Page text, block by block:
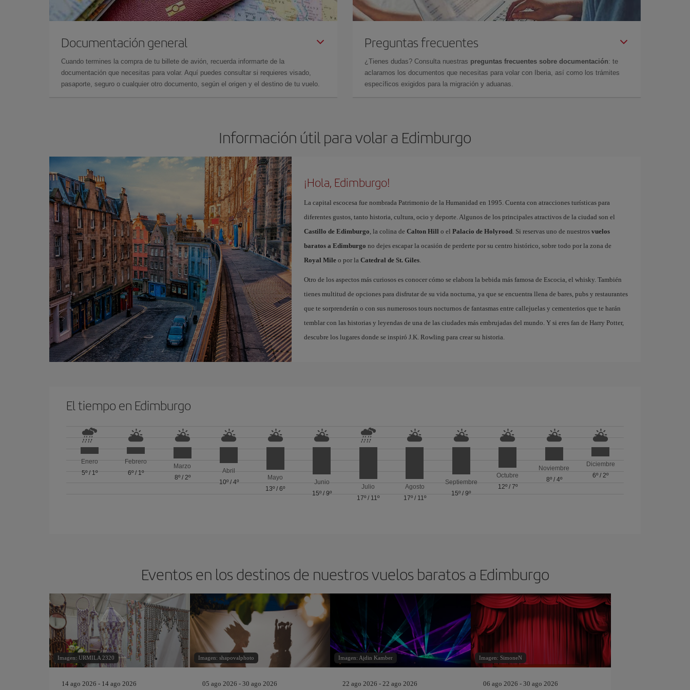
Documentación general
Cuando termines la compra de tu billete de avión, recuerda informarte de la
documentación que necesitas para volar. Aquí puedes consultar si requieres visado,
pasaporte, seguro o cualquier otro documento, según el origen y el destino de tu vuelo.
Preguntas frecuentes
¿Tienes dudas? Consulta nuestras preguntas frecuentes sobre documentación: te
aclaramos los documentos que necesitas para volar con Iberia, así como los trámites
específicos exigidos para la migración y aduanas.
Información útil para volar a Edimburgo
¡Hola, Edimburgo!
La capital escocesa fue nombrada Patrimonio de la Humanidad en 1995. Cuenta con atracciones turísticas para
diferentes gustos, tanto historia, cultura, ocio y deporte. Algunos de los principales atractivos de la ciudad son el
Castillo de Edimburgo, la colina de Calton Hill o el Palacio de Holyrood. Si reservas uno de nuestros vuelos
baratos a Edimburgo no dejes escapar la ocasión de perderte por su centro histórico, sobre todo por la zona de
Royal Mileo por la Catedral de St. Giles.
Otro de los aspectos más curiosos es conocer cómo se elabora la bebida más famosa de Escocia, el whisky. También
tienes multitud de opciones para disfrutar de su vida nocturna, ya que se encuentra llena de bares, pubs y restaurantes
que te sorprenderán o con sus numerosos tours nocturnos de fantasmas entre callejuelas y cementerios que te harán
temblar con las historias y leyendas de una de las ciudades más embrujadas del mundo. Y si eres fan de Harry Potter,
descubre los lugares donde se inspiró J.K. Rowling para crear su historia.
El tiempo en Edimburgo
Enero
5º/ 1º
Febrero
6º/ 1º
Marzo
8º/ 2º
Abril
10º/ 4º
Mayo
13º /6º
Junio
15º/ 9º
Julio
17º / 11º
Agosto
17º/ 11º
Septiembre
15º /9º
Octubre
12º/ 7º
Noviembre
8º/ 4º
Diciembre
6º / 2º
Eventos en los destinos de nuestros vuelos baratos a Edimburgo
Imagen: URMILA 2320
14 ago 2026 - 14 ago 2026
Imagen: shapovalphoto
05 ago 2026 - 30 ago 2026
Imagen: Ajdin Kamber
22 ago 2026 - 22 ago 2026
Imagen: SimoneN
06 ago 2026 - 30 ago 2026